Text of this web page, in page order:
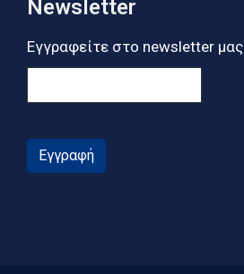
Newsletter
Εγγραφείτε στο newsletter μας
Εγγραφή